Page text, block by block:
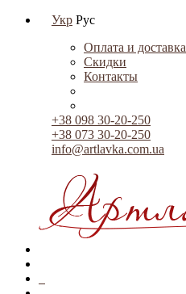
Укр Рус
Оплата и доставка
Скидки
Контакты
+38 098 30-20-250
+38 073 30-20-250
info@artlavka.com.ua